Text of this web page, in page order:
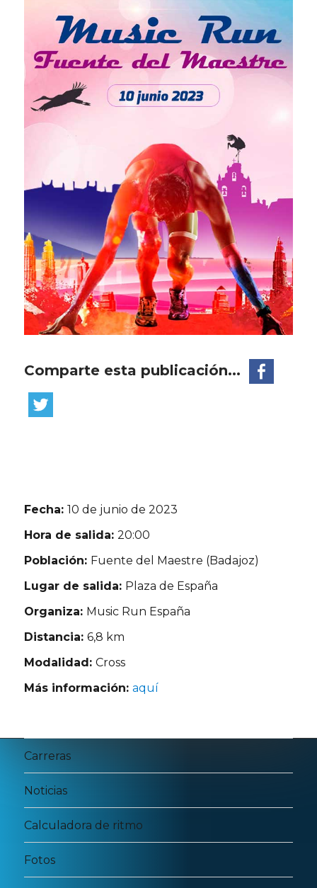
Comparte esta publicación...
Fecha:10 de junio de 2023
Hora de salida:20:00
Población: Fuente del Maestre (Badajoz)
Lugar de salida: Plaza de España
Organiza: Music Run España
Distancia:6,8 km
Modalidad:Cross
Más información:aquí
Carreras
Noticias
Calculadora de ritmo
Fotos